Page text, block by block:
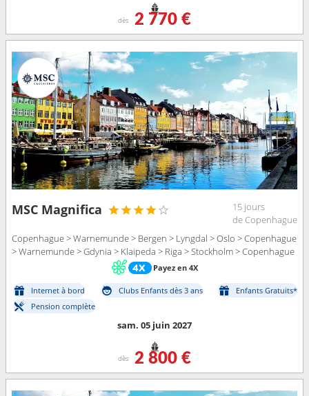
dès 2 770 €
MSC Magnifica
15 jours
de Copenhague
Copenhague > Warnemunde > Bergen > Lyngdal > Oslo > Copenhague
> Warnemunde > Gdynia > Klaipeda > Riga > Stockholm > Copenhague
Payez en 4X
Internet à bord Clubs Enfants dès 3 ans
Enfants Gratuits*
Pension complète
sam. 05 juin 2027
dès 2 800 €